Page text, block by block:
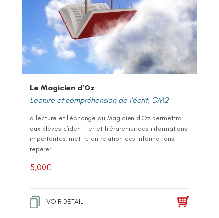
Le Magicien d’Oz
Lecture et compréhension de l'écrit, CM2
a lecture et l'échange du Magicien d'Oz permettra
aux élèves d'identifier et hiérarchier des informations
importantes, mettre en relation ces informations,
repérer...
5,00€
VOIR DETAIL